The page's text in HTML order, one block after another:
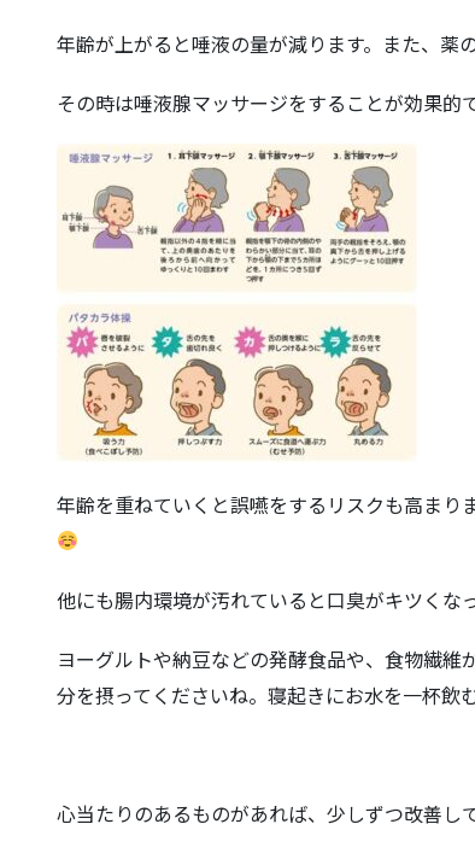
年齢が上がると唾液の量が減ります。また、薬
その時は唾液腺マッサージをすることが効果的
年齢を重ねていくと誤嚥をするリスクも高ま
他にも腸内環境が汚れていると口臭がキツくな
ヨーグルトや納豆などの発酵食品や、食物繊
分を摂ってくださいね。寝起きにお水を一杯飲
心当たりのあるものがあれば、少しずつ改善し